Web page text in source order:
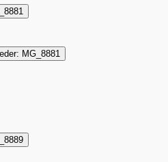
MG_8881